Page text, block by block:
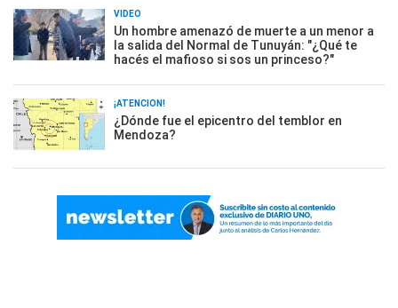
VIDEO
Un hombre amenazó de muerte a un menor a
la salida del Normal de Tunuyán: "¿Qué te
hacés el mafioso si sos un princeso?"
¡ATENCIÓN!
¿Dónde fue el epicentro del temblor en
Mendoza?